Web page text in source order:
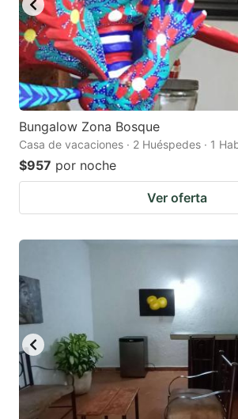
Bungalow Zona Bosque
Casa de vacaciones · 2 Huéspedes · 1
$957 por noche
Ver oferta